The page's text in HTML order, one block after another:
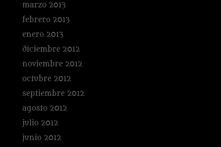
marzo 2013
febrero 2013
enero 2013
diciembre 2012
noviembre 2012
octubre 2012
septiembre 2012
agosto 2012
julio 2012
junio 2012